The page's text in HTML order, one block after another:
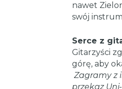
nawet
swój
Serce z
Gitarzyści
górę, aby
Zagramy z
przekaz